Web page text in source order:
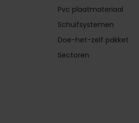
Pvc plaatmateriaal
Schuifsystemen
Doe-het-zelf pakket
Sectoren